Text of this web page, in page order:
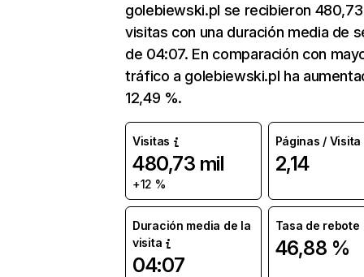
golebiewski.pl se recibieron
visitas con una duración media de
de 04:07. En comparación con
tráfico a golebiewski.pl ha
12,49 %.
Visitas
480,73 mil
+12 %
Páginas / Visita
2,14
Duración media de la
visita
04:07
Tasa de rebote
46,88 %